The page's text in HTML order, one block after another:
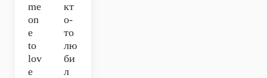
me
on
e
to
lov
e
кт
о-
то
лю
би
л